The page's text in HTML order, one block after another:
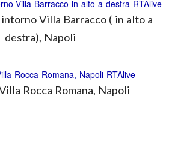
Villa Barracco ( in alto a
destra), Napoli
Rocca Romana, Napoli